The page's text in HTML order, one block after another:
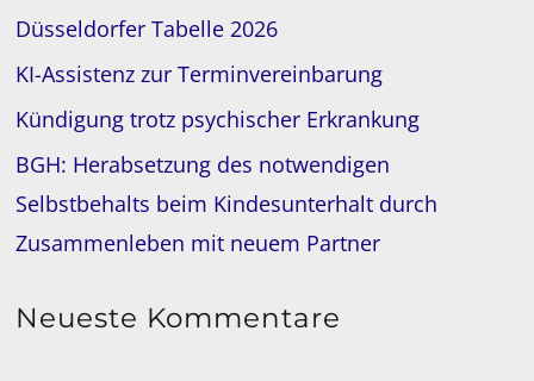
Düsseldorfer Tabelle 2026
KI-Assistenz zur Terminvereinbarung
Kündigung trotz psychischer Erkrankung
BGH: Herabsetzung des notwendigen
Selbstbehalts beim Kindesunterhalt durch
Zusammenleben mit neuem Partner
Neueste Kommentare